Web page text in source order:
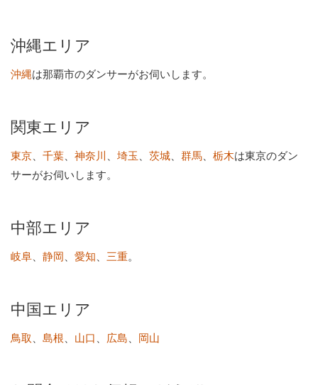
沖縄エリア
沖縄は那覇市のダンサーがお伺いします。
関東エリア
東京、 千葉、 神奈川 、 埼玉 、 茨城、 群馬、 栃木は東京のダン
サーがお伺いします。
中部エリア
岐阜、 静岡、 愛知、 三重。
中国エリア
鳥取 、 島根、 山口 、 広島、 岡山